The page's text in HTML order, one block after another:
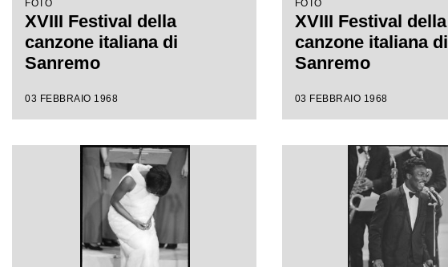
FOTO
XVIII Festival della
canzone italiana di
Sanremo
03 FEBBRAIO 1968
FOTO
XVIII Festival della
canzone italiana di
Sanremo
03 FEBBRAIO 1968